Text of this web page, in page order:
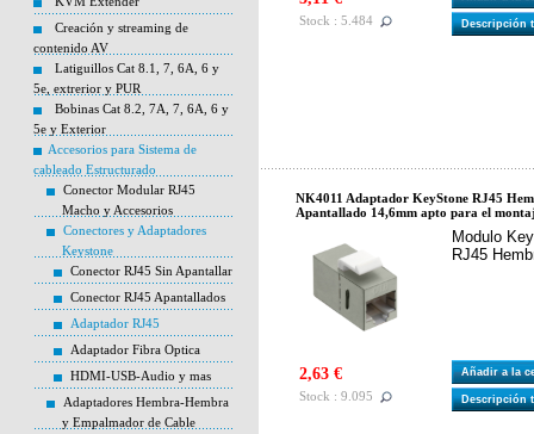
Creación y streaming de
contenido AV
Latiguillos Cat 8.1, 7, 6A, 6 y
5e, extrerior y PUR
Bobinas Cat 8.2, 7A, 7, 6A, 6 y
5e y Exterior
Accesorios para Sistema de
cableado Estructurado
Conector Modular RJ45
Macho y Accesorios
Conectores y Adaptadores
Keystone
Conector RJ45 Sin Apantallar
Conector RJ45 Apantallados
Adaptador RJ45
Adaptador Fibra Optica
HDMI-USB-Audio y mas
Adaptadores Hembra-Hembra
y Empalmador de Cable
Stock : 5.484 Descripción
NK4011 Adaptador KeyStone RJ45
Apantallado 14,6mm apto para el
Modulo
RJ45
2,63 €
Stock : 9.095
Añadir a la
Descripción